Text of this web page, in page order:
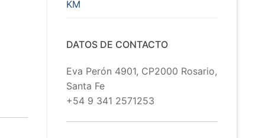
KM
DATOS DE CONTACTO
Eva Perón 4901, CP2000 Rosario,
Santa Fe
+54 9 341 2571253